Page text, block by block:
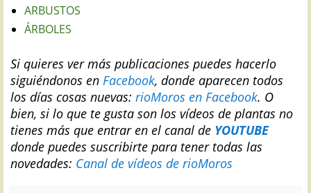
ARBUSTOS
ÁRBOLES
Si quieres ver más publicaciones puedes hacerlo
siguiéndonos en Facebook, donde aparecen todos
los días cosas nuevas: rioMoros en Facebook. O
bien, si lo que te gusta son los vídeos de plantas no
tienes más que entrar en el canal de YOUTUBE
donde puedes suscribirte para tener todas las
novedades: Canal de vídeos de rioMoros